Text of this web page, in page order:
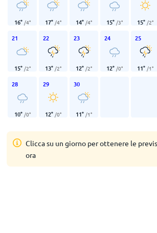
16° /4° 17° /4° 14° /4° 15° /3° 15° /2°
21
15° /2°
22
13° /2°
23
12° /2°
24
12° /0°
25
11° /1°
28
10° /0°
29
12° /0°
30
11° /1°
Clicca su un giorno per ottenere le
ora